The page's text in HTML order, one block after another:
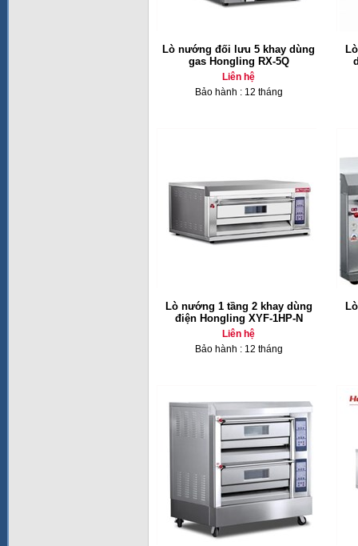
Lò nướng đối lưu 5 khay dùng
gas Hongling RX-5Q
Liên hệ
Bảo hành : 12 tháng
Lò nướng 1 tầng 2 khay dùng
điện Hongling XYF-1HP-N
Liên hệ
Bảo hành : 12 tháng